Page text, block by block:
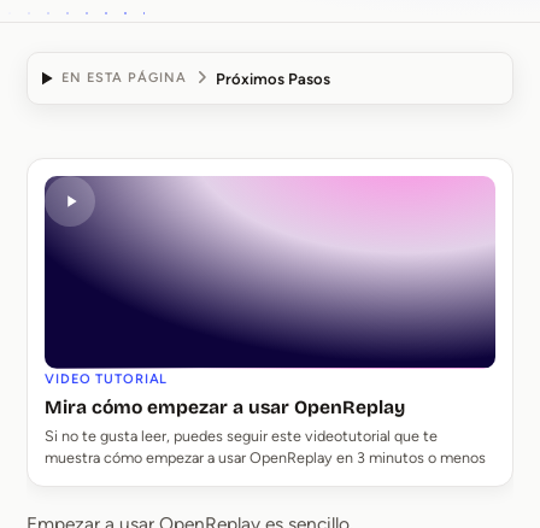
EN ESTA PÁGINA Próximos Pasos
Configurar
VIDEO TUTORIAL
Mira cómo empezar a usar OpenReplay
Si no te gusta leer, puedes seguir este videotutorial que te
muestra cómo empezar a usar OpenReplay en 3 minutos o menos